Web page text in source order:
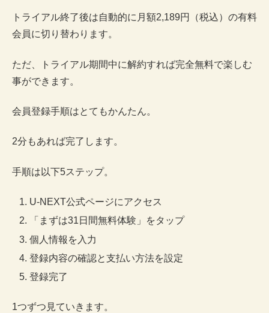
トライアル終了後は自動的に月額2,189円（税込）の有料
会員に切り替わります。
ただ、トライアル期間中に解約すれば完全無料で楽しむ
事ができます。
会員登録手順はとてもかんたん。
2分もあれば完了します。
手順は以下5ステップ。
U-NEXT公式ページにアクセス
「まずは31日間無料体験」をタップ
個人情報を入力
登録内容の確認と支払い方法を設定
登録完了
1つずつ見ていきます。